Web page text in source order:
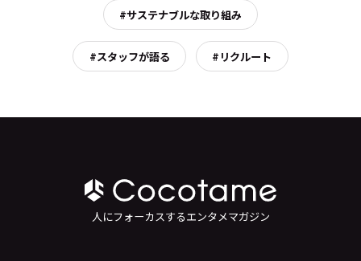
#サステナブルな取り組み
#スタッフが語る #リクルート
人にフォーカスするエンタメマガジン